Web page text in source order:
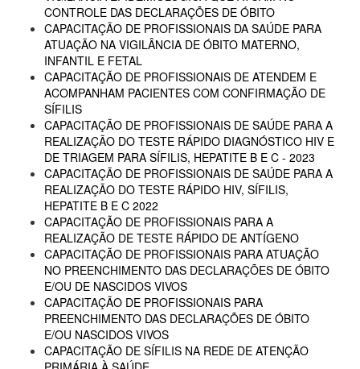
CONTROLE DAS DECLARAÇÕES DE ÓBITO
CAPACITAÇÃO DE PROFISSIONAIS DA SAÚDE PARA
ATUAÇÃO NA VIGILÂNCIA DE ÓBITO MATERNO,
INFANTIL E FETAL
CAPACITAÇÃO DE PROFISSIONAIS DE ATENDEM E
ACOMPANHAM PACIENTES COM CONFIRMAÇÃO DE
SÍFILIS
CAPACITAÇÃO DE PROFISSIONAIS DE SAÚDE PARA A
REALIZAÇÃO DO TESTE RÁPIDO DIAGNÓSTICO HIV E
DE TRIAGEM PARA SÍFILIS, HEPATITE B E C - 2023
CAPACITAÇÃO DE PROFISSIONAIS DE SAÚDE PARA A
REALIZAÇÃO DO TESTE RÁPIDO HIV, SÍFILIS,
HEPATITE B E C 2022
CAPACITAÇÃO DE PROFISSIONAIS PARA A
REALIZAÇÃO DE TESTE RÁPIDO DE ANTÍGENO
CAPACITAÇÃO DE PROFISSIONAIS PARA ATUAÇÃO
NO PREENCHIMENTO DAS DECLARAÇÕES DE ÓBITO
E/OU DE NASCIDOS VIVOS
CAPACITAÇÃO DE PROFISSIONAIS PARA
PREENCHIMENTO DAS DECLARAÇÕES DE ÓBITO
E/OU NASCIDOS VIVOS
CAPACITAÇÃO DE SÍFILIS NA REDE DE ATENÇÃO